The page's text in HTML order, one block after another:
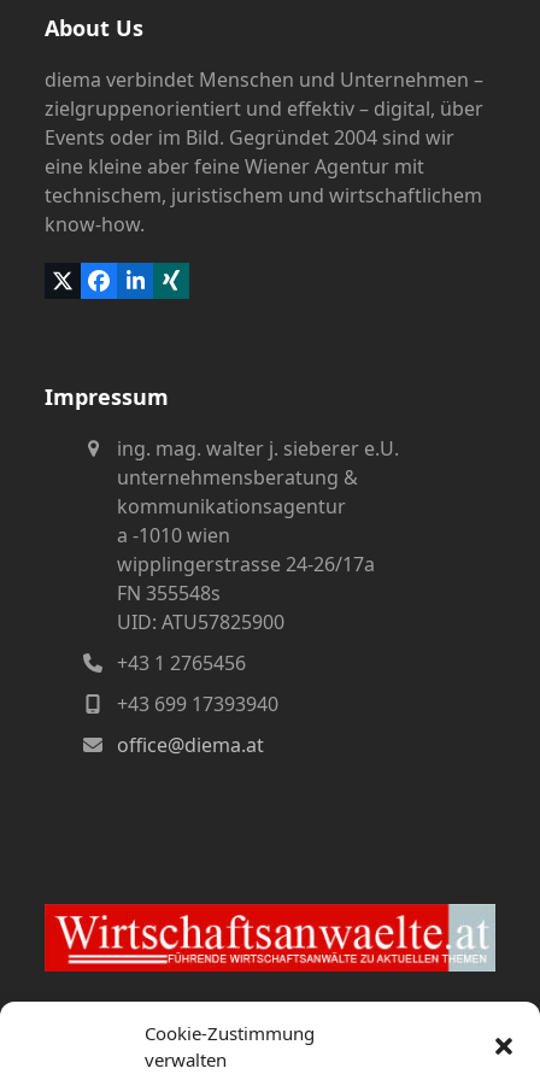
Cookie-Zustimmung
verwalten
About Us
diema verbindet Menschen und Unternehmen –
zielgruppenorientiert und effektiv – digital, über
Events oder im Bild. Gegründet 2004 sind wir
eine kleine aber feine Wiener Agentur mit
technischem, juristischem und wirtschaftlichem
know-how.
TwitterFacebook
LinkedIn
Xing
Impressum
ing. mag. walter j. sieberer e.U.
unternehmensberatung &
kommunikationsagentur
a -1010 wien
wipplingerstrasse 24-26/17a
FN 355548s
UID: ATU57825900
+43 1 2765456
+43 699 17393940
office@diema.at
Wirtschaftsanwaelte.at